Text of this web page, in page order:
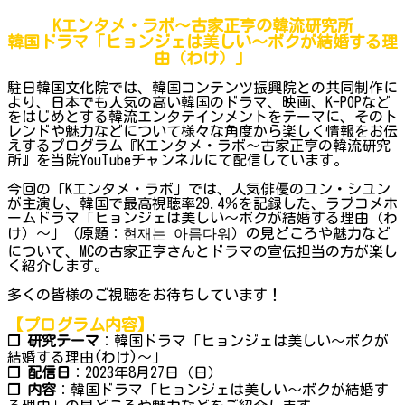
Kエンタメ・ラボ～古家正亨の韓流研究所
韓国ドラマ「ヒョンジェは美しい～ボクが結婚する理
由（わけ）」
駐日韓国文化院では、韓国コンテンツ振興院との共同制作に
より、日本でも人気の高い韓国のドラマ、映画、K-POPなど
をはじめとする韓流エンタテインメントをテーマに、そのト
レンドや魅力などについて様々な角度から楽しく情報をお伝
えするプログラム『Kエンタメ・ラボ～古家正亨の韓流研究
所』を当院YouTubeチャンネルにて配信しています。
今回の「Kエンタメ・ラボ」では、人気俳優のユン・シユン
が主演し、韓国で最高視聴率29.4％を記録した、ラブコメホ
ームドラマ「ヒョンジェは美しい～ボクが結婚する理由（わ
け）～」（原題：현재는 아름다워）の見どころや魅力など
について、MCの古家正亨さんとドラマの宣伝担当の方が楽し
く紹介します。
多くの皆様のご視聴をお待ちしています！
【プログラム内容】
❐ 研究テーマ ：韓国ドラマ「ヒョンジェは美しい～ボクが
結婚する理由(わけ)～」
❐ 配信日
：2023年8月27日（日）
❐ 内容 ：韓国ドラマ「ヒョンジェは美しい～ボクが結婚す